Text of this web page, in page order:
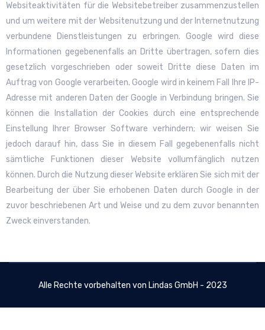
Websiteaktivitäten für die Websitebetreiber zusammenzustellen
und um weitere mit der Websitenutzung und der Internetnutzung
verbundene Dienstleistungen zu erbringen. Google wird diese
Informationen gegebenenfalls an Dritte übertragen, sofern dies
gesetzlich vorgeschrieben oder soweit Dritte diese Daten im
Auftrag von Google verarbeiten. Google wird in keinem Fall Ihre IP-
Adresse mit anderen Daten der Google in Verbindung bringen. Sie
können die Installation der Cookies durch eine entsprechende
Einstellung Ihrer Browser Software verhindern; wir weisen Sie
jedoch darauf hin, dass Sie in diesem Fall gegebenenfalls nicht
sämtliche Funktionen dieser Website vollumfänglich nutzen
können. Durch die Nutzung dieser Website erklären Sie sich mit der
Bearbeitung der über Sie erhobenen Daten durch Google in der
zuvor beschriebenen Art und Weise und zu dem zuvor benannten
Zweck einverstanden.
Alle Rechte vorbehalten von Lindas GmbH - 2023